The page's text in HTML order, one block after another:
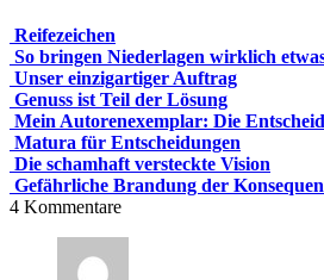
Reifezeichen
So bringen Niederlagen wirklich
Unser einzigartiger Auftrag
Genuss ist Teil der Lösung
Mein Autorenexemplar: Die
Matura für Entscheidungen
Die schamhaft versteckte Vision
Gefährliche Brandung der
4 Kommentare